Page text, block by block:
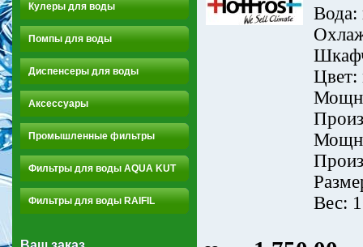
Кулеры для воды
Помпы для воды
Диспенсеры для воды
Аксессуары
Промышленные фильтры
Фильтры для воды AQUA KUT
Фильтры для воды RAIFIL
Вода:
Цвет:
Вес: